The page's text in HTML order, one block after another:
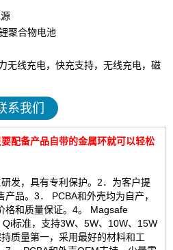
聚合物电池
无线充电，快充支持，无线充电，磁
系我们
配备产品自带的金属环就可以轻松
发，具有专利保护。2．为客户提
品。3． PCBA和外壳均为自产，
格和质量保证。4。 Magsafe
标准，支持3W、5W、10W、15W
质量第一，采用最好的材料和工